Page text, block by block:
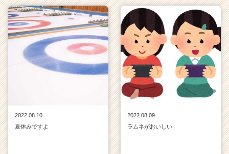
2022.08.10
夏休みですよ
2022.08.09
ラムネがおいしい